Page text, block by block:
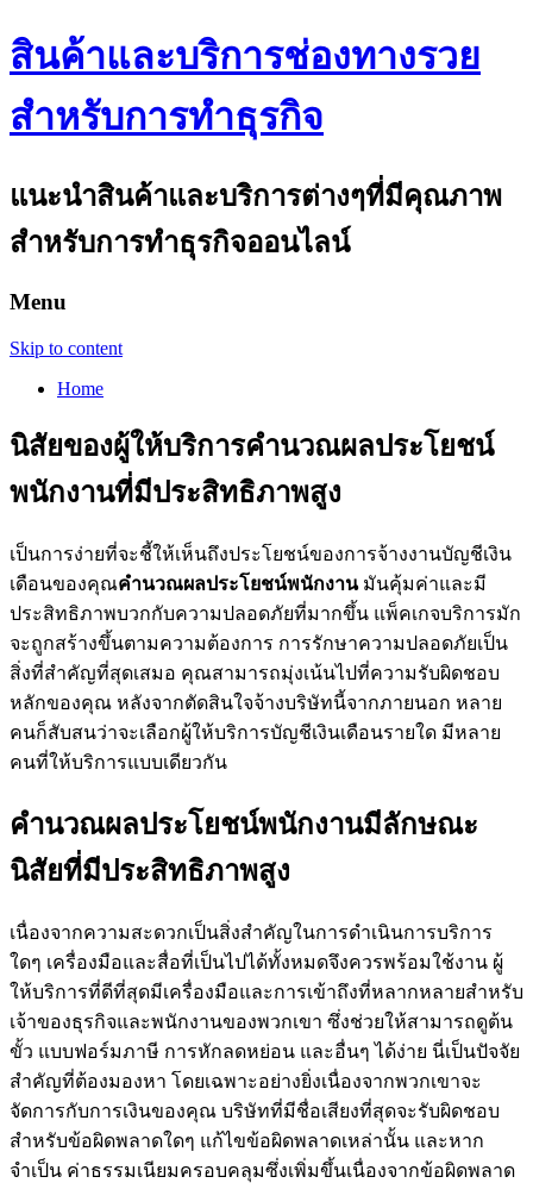
สินค้าและบริการช่องทางรวย
สำหรับการทำธุรกิจ
แนะนำสินค้าและบริการต่างๆที่มีคุณภาพ
สำหรับการทำธุรกิจออนไลน์
Menu
Skip to content
Home
นิสัยของผู้ให้บริการคำนวณผลประโยชน์
พนักงานที่มีประสิทธิภาพสูง
เป็นการง่ายที่จะชี้ให้เห็นถึงประโยชน์ของการจ้างงานบัญชีเงิน
เดือนของคุณคำนวณผลประโยชน์พนักงานมันคุ้มค่าและมี
ประสิทธิภาพบวกกับความปลอดภัยที่มากขึ้น แพ็คเกจบริการมัก
จะถูกสร้างขึ้นตามความต้องการ การรักษาความปลอดภัยเป็น
สิ่งที่สำคัญที่สุดเสมอ คุณสามารถมุ่งเน้นไปที่ความรับผิดชอบ
หลักของคุณ หลังจากตัดสินใจจ้างบริษัทนี้จากภายนอก หลาย
คนก็สับสนว่าจะเลือกผู้ให้บริการบัญชีเงินเดือนรายใด มีหลาย
คนที่ให้บริการแบบเดียวกัน
คำนวณผลประโยชน์พนักงานมีลักษณะ
นิสัยที่มีประสิทธิภาพสูง
เนื่องจากความสะดวกเป็นสิ่งสำคัญในการดำเนินการบริการ
ใดๆ เครื่องมือและสื่อที่เป็นไปได้ทั้งหมดจึงควรพร้อมใช้งาน ผู้
ให้บริการที่ดีที่สุดมีเครื่องมือและการเข้าถึงที่หลากหลายสำหรับ
เจ้าของธุรกิจและพนักงานของพวกเขา ซึ่งช่วยให้สามารถดูต้น
ขั้ว แบบฟอร์มภาษี การหักลดหย่อน และอื่นๆ ได้ง่าย นี่เป็นปัจจัย
สำคัญที่ต้องมองหา โดยเฉพาะอย่างยิ่งเนื่องจากพวกเขาจะ
จัดการกับการเงินของคุณ บริษัทที่มีชื่อเสียงที่สุดจะรับผิดชอบ
สำหรับข้อผิดพลาดใดๆ แก้ไขข้อผิดพลาดเหล่านั้น และหาก
จำเป็น ค่าธรรมเนียมครอบคลุมซึ่งเพิ่มขึ้นเนื่องจากข้อผิดพลาด